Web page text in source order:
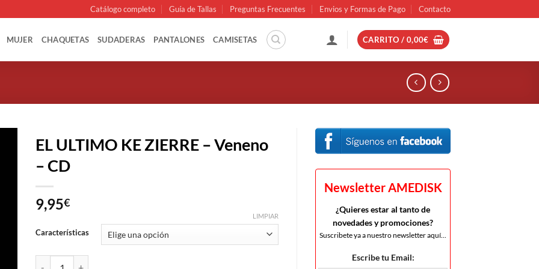
Catálogo completo Guía de Tallas Preguntas Frecuentes Envios y Formas de Pago Contacto
MUJER CHAQUETAS SUDADERAS PANTALONES CAMISETAS CARRITO / 0,00€
EL ULTIMO KE ZIERRE – Veneno
– CD
9,95€
Características
LIMPIAR
Newsletter AMEDISK
¿Quieres estar al tanto de
novedades y promociones?
Suscribete ya a nuestro newsletter aquí...
Escribe tu Email: